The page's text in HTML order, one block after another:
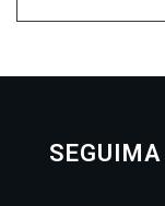
SEGUIMA